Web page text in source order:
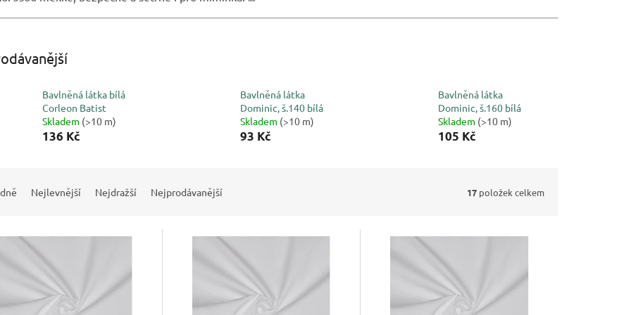
Bavlněná látka bílá
Corleon Batist
Skladem (>10 m)
136 Kč
Bavlněná látka
Dominic, š.140 bílá
Skladem (>10 m)
93 Kč
Bavlněná látka
Dominic, š.160 bílá
Skladem (>10 m)
105 Kč
Nejlevnější Nejdražší Nejprodávanější 17 položek celkem